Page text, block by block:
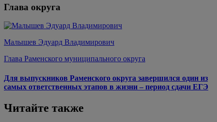
Глава округа
Малышев Эдуард Владимирович
Глава Раменского муниципального округа
Для выпускников Раменского округа завершился один из
самых ответственных этапов в жизни – период сдачи ЕГЭ
Читайте также